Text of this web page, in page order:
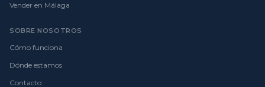
Vender en Málaga
SOBRE NOSOTROS
Cómo funciona
Dónde estamos
Contacto